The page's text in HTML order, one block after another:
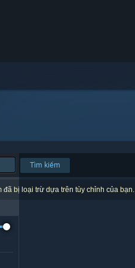
Tìm kiếm
bị loại trừ dựa trên tùy chỉnh của bạn.